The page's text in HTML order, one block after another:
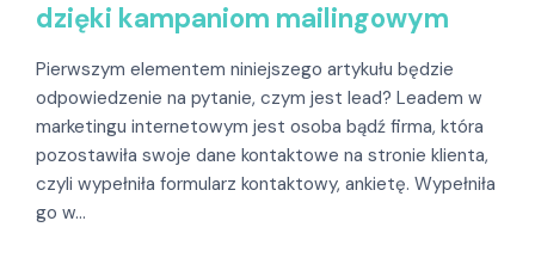
dzięki kampaniom mailingowym
Pierwszym elementem niniejszego artykułu będzie
odpowiedzenie na pytanie, czym jest lead? Leadem w
marketingu internetowym jest osoba bądź firma, która
pozostawiła swoje dane kontaktowe na stronie klienta,
czyli wypełniła formularz kontaktowy, ankietę. Wypełniła
go w…